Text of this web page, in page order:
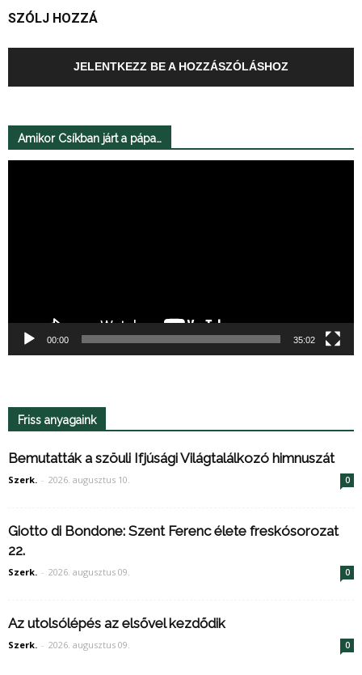
SZÓLJ HOZZÁ
JELENTKEZZ BE A HOZZÁSZÓLÁSHOZ
Amikor Csíkban járt a pápa…
00:00 35:02
Friss anyagaink
Bemutatták a szöuli Ifjúsági Világtalálkozó himnuszát
Szerk. - 2026. augusztus 10. 0
Giotto di Bondone: Szent Ferenc élete freskósorozat
22.
Szerk. - 2026. augusztus 09. 0
Az utolsólépés az elsővel kezdődik
Szerk. - 2026. augusztus 09. 0